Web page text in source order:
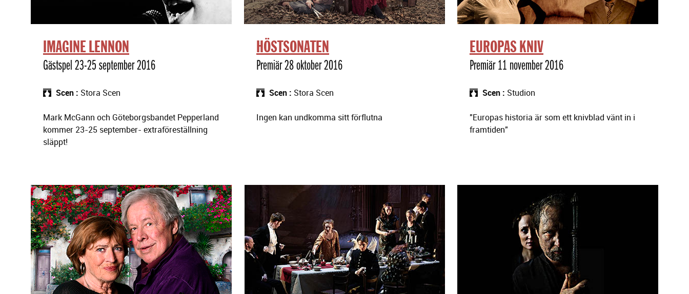
IMAGINE LENNON
Gästspel 23-25 september 2016
Scen Stora Scen
Mark McGann och Göteborgsbandet Pepperland
kommer 23-25 september- extraföreställning
släppt!
HÖSTSONATEN
Premiär 28 oktober 2016
Scen Stora Scen
Ingen kan undkomma sitt förflutna
EUROPAS KNIV
Premiär 11 november 2016
Scen Studion
"Europas historia är som ett knivblad vänt in i
framtiden"